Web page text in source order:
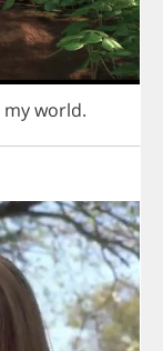
myworld.